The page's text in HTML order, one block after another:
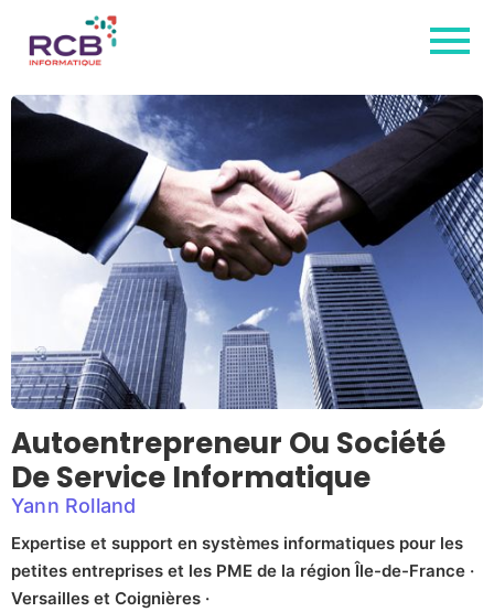
Autoentrepreneur Ou Société
De Service Informatique
Yann Rolland
Expertise et support en systèmes informatiques pour les
petites entreprises et les PME de la région Île-de-France ·
Versailles et Coignières ·